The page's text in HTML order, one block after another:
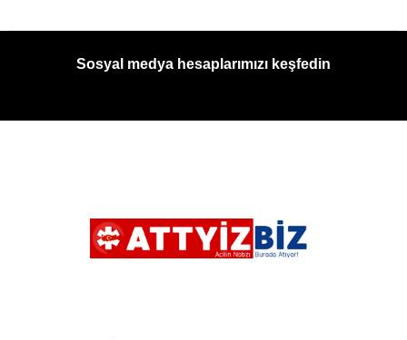
Sosyal medya hesaplarımızı keşfedin